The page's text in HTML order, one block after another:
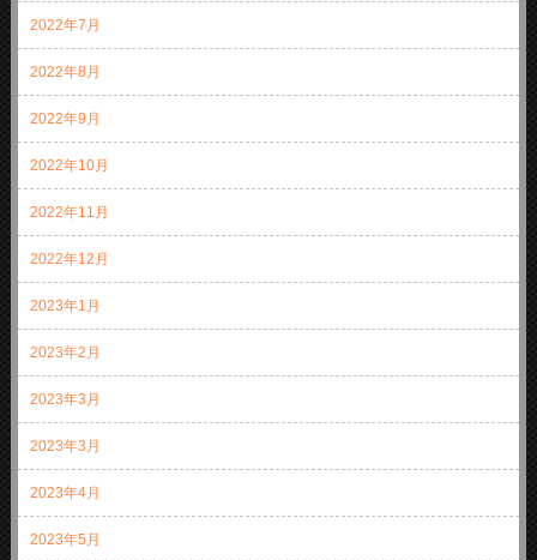
2022年7月
2022年8月
2022年9月
2022年10月
2022年11月
2022年12月
2023年1月
2023年2月
2023年3月
2023年3月
2023年4月
2023年5月